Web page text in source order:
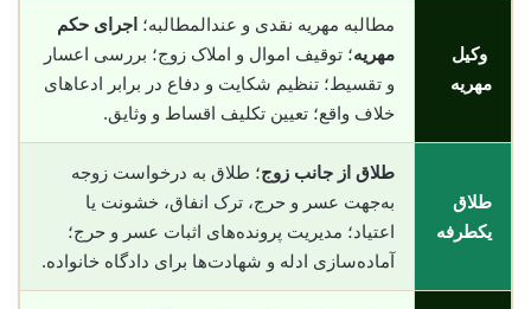
وکیل
مهریه
مطالبه مهریه نقدی و عندالمطالبه؛ اجرای حکم
مهریه؛ توقیف اموال و املاک زوج؛ بررسی اعسار
و تقسیط؛ تنظیم شکایت و دفاع در برابر ادعاهای
خلاف واقع؛ تعیین تکلیف اقساط و وثایق.
طلاق
یکطرفه
طلاق از جانب زوج؛ طلاق به درخواست زوجه
به‌جهت عسر و حرج، ترک انفاق، خشونت یا
اعتیاد؛ مدیریت پرونده‌های اثبات عسر و حرج؛
آماده‌سازی ادله و شهادت‌ها برای دادگاه خانواده.